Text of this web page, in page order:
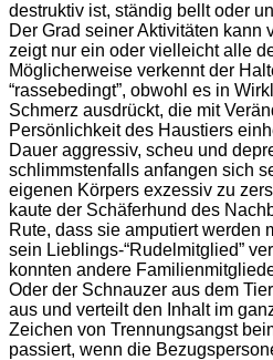
destruktiv ist, ständig bellt oder
Der Grad seiner Aktivitäten kann
zeigt nur ein oder vielleicht alle
Möglicherweise verkennt der
“rassebedingt”, obwohl es in
Schmerz ausdrückt, die mit
Persönlichkeit des Haustiers
Dauer aggressiv, scheu und
schlimmstenfalls anfangen sich
eigenen Körpers exzessiv zu
kaute der Schäferhund des
Rute, dass sie amputiert werden
sein Lieblings-“Rudelmitglied”
konnten andere
Oder der Schnauzer aus dem
aus und verteilt den Inhalt im
Zeichen von Trennungsangst
passiert, wenn die